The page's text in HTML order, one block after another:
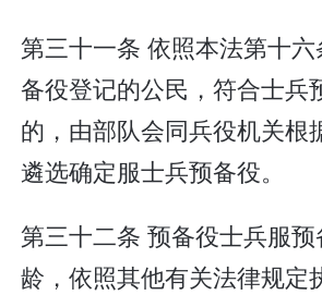
第三十一条 依照本法第十
备役登记的公民，符合士兵
的，由部队会同兵役机关根
遴选确定服士兵预备役。
第三十二条 预备役士兵服
龄，依照其他有关法律规定